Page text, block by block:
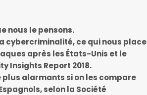
nous le pensons.
cybercriminalité, ce qui nous place
après les États-Unis et le
Insights Report 2018.
alarmants si on les compare
selon la Société